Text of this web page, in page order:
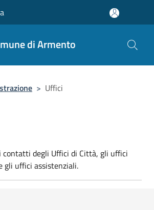
di Armento
> Uffici
contatti degli Uffici di Città, gli uffici
gli uffici assistenziali.